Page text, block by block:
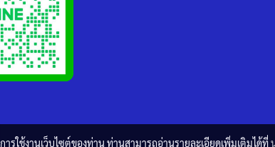
ใช้งานเว็บไซต์ของท่าน ท่านสามารถอ่านรายละเอียดเพิ่มเติมได้ที่